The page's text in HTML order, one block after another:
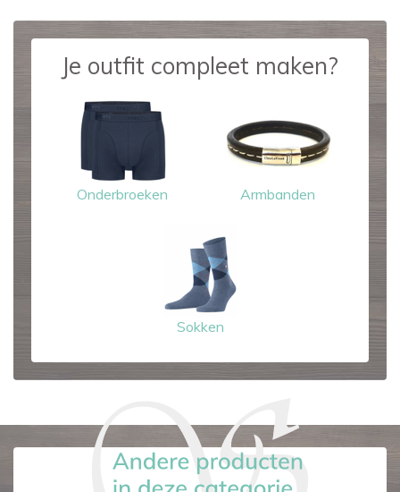
Je outfit compleet maken?
Onderbroeken Armbanden
Sokken